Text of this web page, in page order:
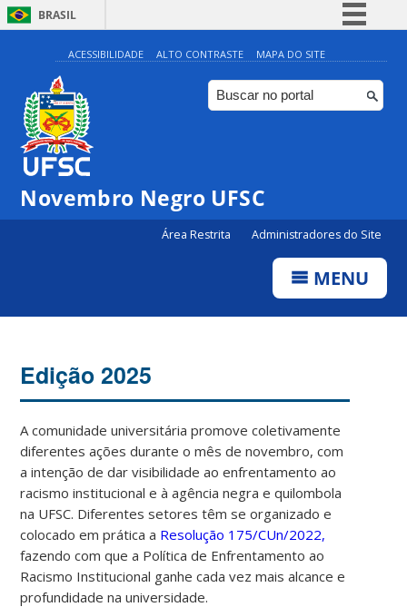
BRASIL
Simplifique!
Comunica BR
Participe
ACESSIBILIDADE ALTO CONTRASTE MAPA DO SITE
Novembro Negro UFSC
Área Restrita Administradores do Site
MENU
Edição 2025
A comunidade universitária promove coletivamente
diferentes ações durante o mês de novembro, com
a intenção de dar visibilidade ao enfrentamento ao
racismo institucional e à agência negra e quilombola
na UFSC. Diferentes setores têm se organizado e
colocado em prática a Resolução 175/CUn/2022,
fazendo com que a Política de Enfrentamento ao
Racismo Institucional ganhe cada vez mais alcance e
profundidade na universidade.